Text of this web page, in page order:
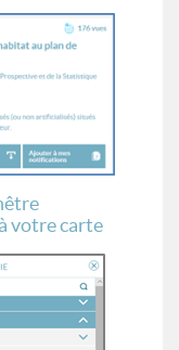
votre carte